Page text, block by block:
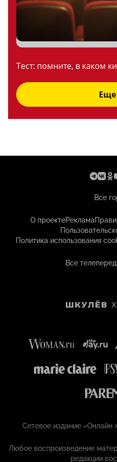
Тест: помните, в каком
Еще
Все
О проектеРеклама
Политика использования
Все
Сетевое издание «Онлайн
Любое воспроизведение
редакции